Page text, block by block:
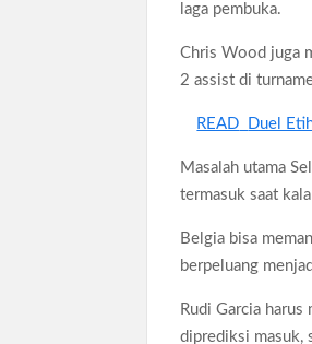
laga pembuka.
Chris Wood juga
2 assist di
READ Duel
Masalah utama
termasuk saat
Belgia bisa
berpeluang
Rudi Garcia
diprediksi masuk,